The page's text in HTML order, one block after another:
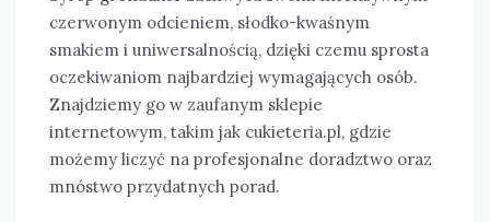
czerwonym odcieniem, słodko-kwaśnym
smakiem i uniwersalnością, dzięki czemu sprosta
oczekiwaniom najbardziej wymagających osób.
Znajdziemy go w zaufanym sklepie
internetowym, takim jak cukieteria.pl, gdzie
możemy liczyć na profesjonalne doradztwo oraz
mnóstwo przydatnych porad.